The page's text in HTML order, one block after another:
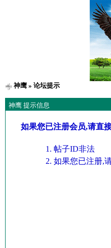
神鹰» 论坛提示
神鹰 提示信息
如果您已注册会员,请直
帖子ID非法
如果您已注册,